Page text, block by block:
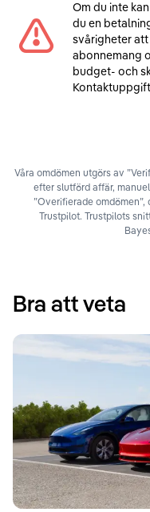
Om du inte
du en
svårigheter
abonnemang
budget- och
Våra omdömen utgörs av
efter slutförd affär,
”Overifierade
Trustpilot. Trustpilots
Bra att veta